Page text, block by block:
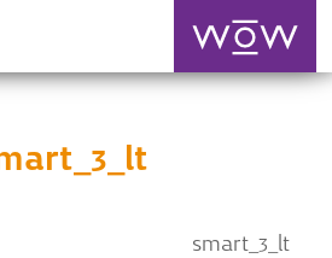
smart_3_lt